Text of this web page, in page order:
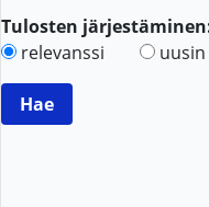
Tulosten
relevanssi
uusin